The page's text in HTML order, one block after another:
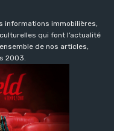
informations immobilières,
qui font l’actualité
de nos articles,
2003.